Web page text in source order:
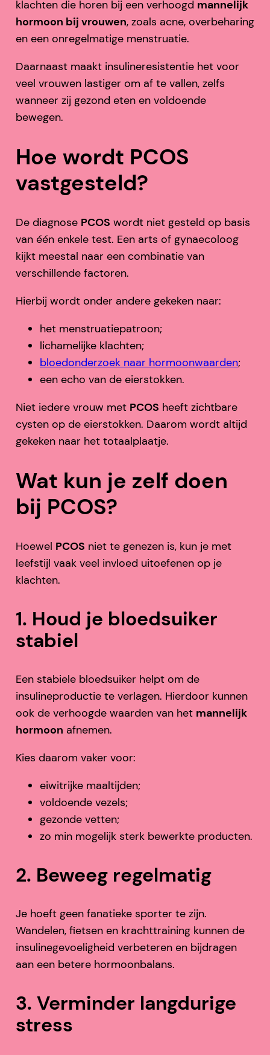
klachten die horen bij een verhoogd mannelijk
hormoon bij vrouwen, zoals acne, overbeharing
en een onregelmatige menstruatie.
Daarnaast maakt insulineresistentie het voor
veel vrouwen lastiger om af te vallen, zelfs
wanneer zij gezond eten en voldoende
bewegen.
Hoe wordt PCOS
vastgesteld?
De diagnose PCOS wordt niet gesteld op basis
van één enkele test. Een arts of gynaecoloog
kijkt meestal naar een combinatie van
verschillende factoren.
Hierbij wordt onder andere gekeken naar:
het menstruatiepatroon;
lichamelijke klachten;
bloedonderzoek naar hormoonwaarden;
een echo van de eierstokken.
Niet iedere vrouw met PCOS heeft zichtbare
cysten op de eierstokken. Daarom wordt altijd
gekeken naar het totaalplaatje.
Wat kun je zelf doen
bij PCOS?
Hoewel PCOS niet te genezen is, kun je met
leefstijl vaak veel invloed uitoefenen op je
klachten.
1. Houd je bloedsuiker
stabiel
Een stabiele bloedsuiker helpt om de
insulineproductie te verlagen. Hierdoor kunnen
ook de verhoogde waarden van het mannelijk
hormoon afnemen.
Kies daarom vaker voor:
eiwitrijke maaltijden;
voldoende vezels;
gezonde vetten;
zo min mogelijk sterk bewerkte producten.
2. Beweeg regelmatig
Je hoeft geen fanatieke sporter te zijn.
Wandelen, fietsen en krachttraining kunnen de
insulinegevoeligheid verbeteren en bijdragen
aan een betere hormoonbalans.
3. Verminder langdurige
stress